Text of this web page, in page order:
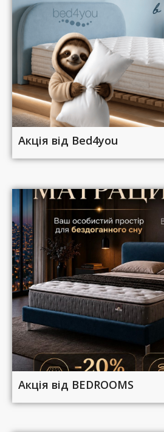
Акція від Bed4you
Акція від BEDROOMS